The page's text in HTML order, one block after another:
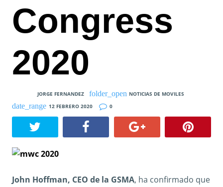
Congress
2020
JORGE FERNANDEZ
NOTICIAS DE MOVILES
12 FEBRERO 2020
0
John Hoffman, CEO de la GSMA, ha confirmado que